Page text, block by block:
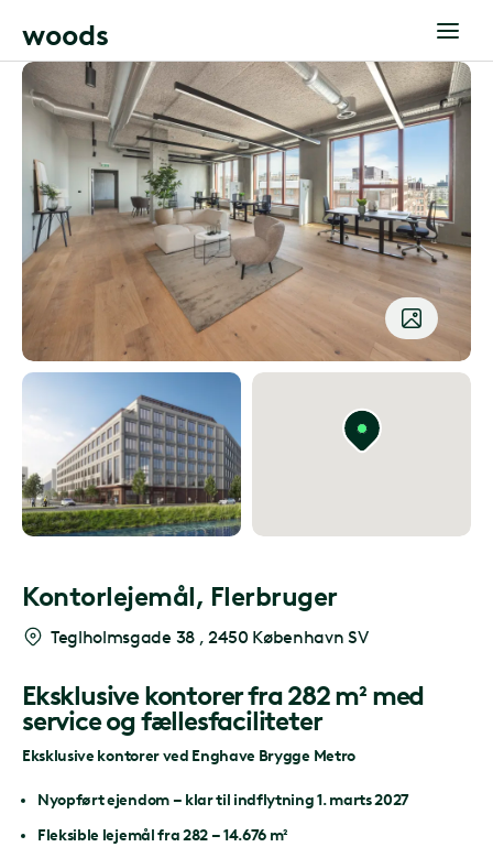
woods
Kontorlejemål, Flerbruger
Teglholmsgade 38 , 2450 København SV
Eksklusive kontorer fra 282 m² med
service og fællesfaciliteter
Eksklusive kontorer ved Enghave Brygge Metro
Nyopført ejendom – klar til indflytning 1. marts 2027
Fleksible lejemål fra 282 – 14.676 m²